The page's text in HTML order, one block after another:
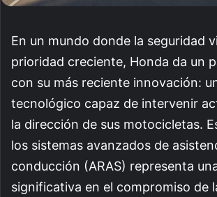
En un mundo donde la seguridad
prioridad creciente, Honda da un
con su más reciente innovación:
tecnológico capaz de intervenir
la dirección de sus motocicletas.
los sistemas avanzados de
conducción (ARAS) representa
significativa en el compromiso de